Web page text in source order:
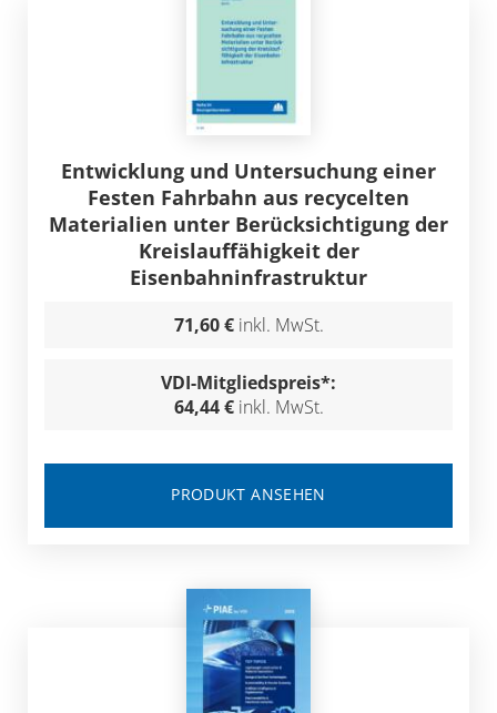
Entwicklung und Untersuchung einer
Festen Fahrbahn aus recycelten
Materialien unter Berücksichtigung der
Kreislauffähigkeit der
Eisenbahninfrastruktur
71,60 € inkl. MwSt.
VDI-Mitgliedspreis*:
64,44 € inkl. MwSt.
PRODUKT ANSEHEN